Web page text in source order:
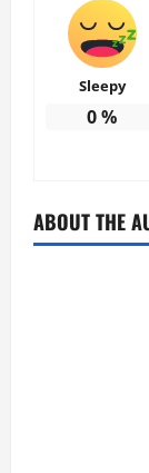
Sleepy
0%
ABOUT THE